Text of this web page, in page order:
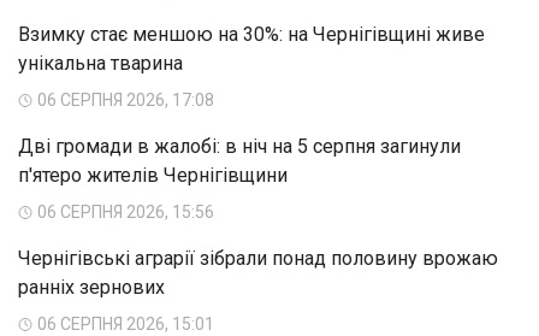
Взимку стає меншою на 30%: на Чернігівщині живе
унікальна тварина
06 СЕРПНЯ 2026, 17:08
Дві громади в жалобі: в ніч на 5 серпня загинули
п'ятеро жителів Чернігівщини
06 СЕРПНЯ 2026, 15:56
Чернігівські аграрії зібрали понад половину врожаю
ранніх зернових
06 СЕРПНЯ 2026, 15:01